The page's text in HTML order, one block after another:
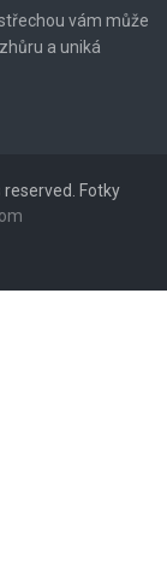
vám může
a uniká
reserved. Fotky